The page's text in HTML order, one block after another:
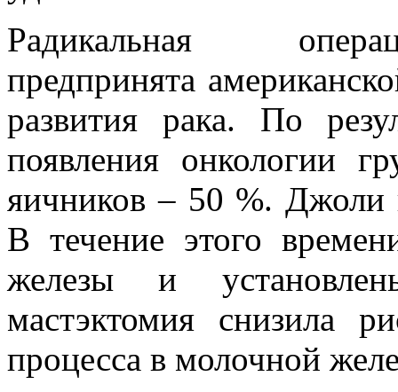
Радикальная
предпринята
развития рака. По
появления онкологии
яичников – 50 %. Джоли
В течение этого
железы и
мастэктомия снизила
процесса в молочной